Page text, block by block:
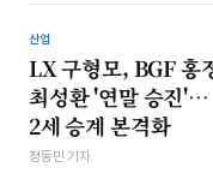
산업
LX 구형모, BGF 홍
최성환 '연말 승진'…
2세 승계 본격화
정동민 기자